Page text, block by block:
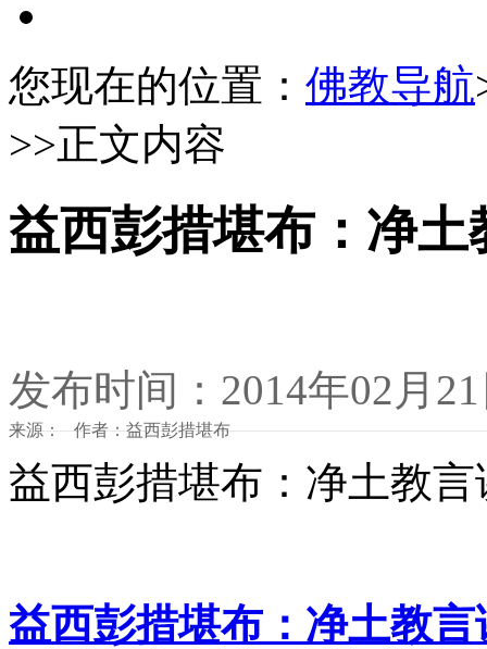
您现在的位置： 佛教导航
>>正文内容
益西彭措堪布：净
发布时间：2014年02月
来源： 作者：益西彭措堪布
益西彭措堪布：净土教
益西彭措堪布：净土教